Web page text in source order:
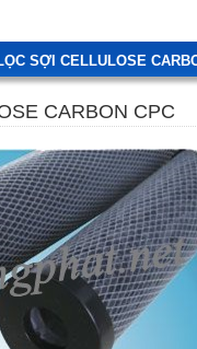
SỢI CELLULOSE
CARBON CPC